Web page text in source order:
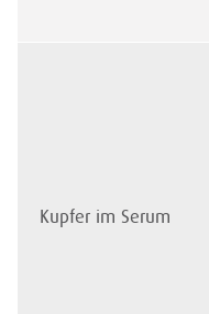
Kupfer im Serum